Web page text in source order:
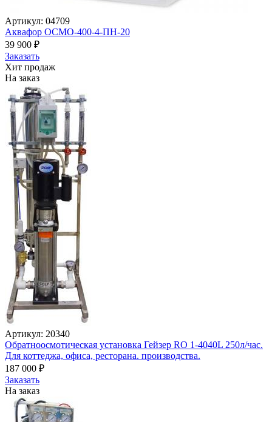
Артикул: 04709
Аквафор ОСМО-400-4-ПН-20
39 900 ₽
Заказать
Хит продаж
На заказ
Артикул: 20340
Обратноосмотическая установка Гейзер RO 1-4040L 250л/час.
Для коттеджа, офиса, ресторана. производства.
187 000 ₽
Заказать
На заказ